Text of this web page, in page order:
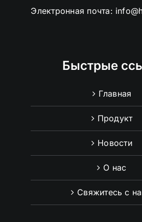
Электронная почта:
Быстрые
Главная
Продукт
Новости
О нас
Свяжитесь с